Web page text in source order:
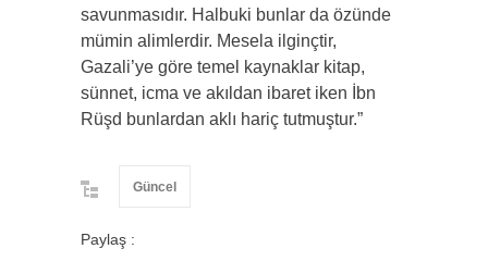
savunmasıdır. Halbuki bunlar da özünde
mümin alimlerdir. Mesela ilginçtir,
Gazali’ye göre temel kaynaklar kitap,
sünnet, icma ve akıldan ibaret iken İbn
Rüşd bunlardan aklı hariç tutmuştur.”
Güncel
Paylaş :